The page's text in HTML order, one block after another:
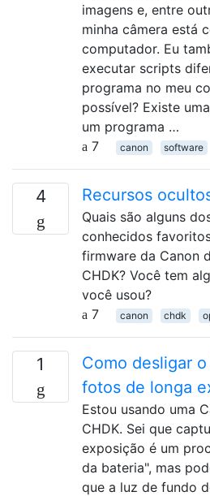
imagens e, entre
minha câmera está
computador. Eu
executar scripts
programa no meu
possível? Existe
um programa …
7
canon software
4 Recursos
Quais são alguns
conhecidos
firmware da Canon
CHDK? Você tem
você usou?
7
canon chdk
1
Como desligar
fotos de longa
Estou usando uma
CHDK. Sei que
exposição é um
da bateria", mas
que a luz de fundo